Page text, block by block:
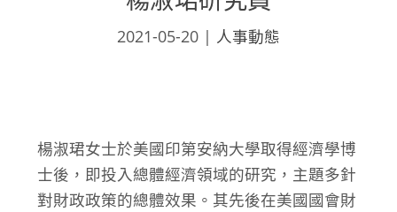
2021-05-20 | 人事動態
楊淑珺女士於美國印第安納大學取得經濟學博
士後，即投入總體經濟領域的研究，主題多針
對財政政策的總體效果。其先後在美國國會財